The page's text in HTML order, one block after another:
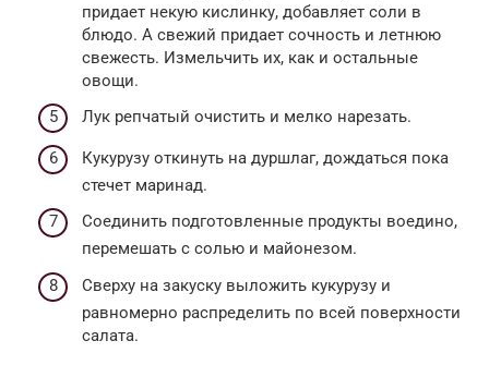
придает некую кислинку, добавляет соли в
блюдо. А свежий придает сочность и летнюю
свежесть. Измельчить их, как и остальные
овощи.
Лук репчатый очистить и мелко нарезать.
Кукурузу откинуть на дуршлаг, дождаться пока
стечет маринад.
Соединить подготовленные продукты воедино,
перемешать с солью и майонезом.
Сверху на закуску выложить кукурузу и
равномерно распределить по всей поверхности
салата.